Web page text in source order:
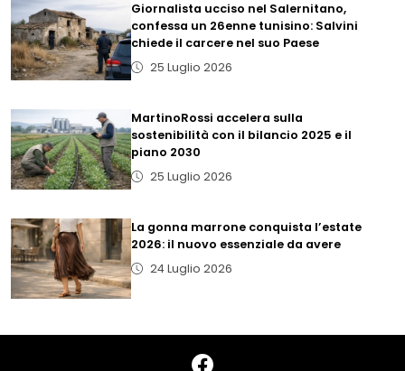
Giornalista ucciso nel Salernitano,
confessa un 26enne tunisino: Salvini
chiede il carcere nel suo Paese
25 Luglio 2026
MartinoRossi accelera sulla
sostenibilità con il bilancio 2025 e il
piano 2030
25 Luglio 2026
La gonna marrone conquista l’estate
2026: il nuovo essenziale da avere
24 Luglio 2026